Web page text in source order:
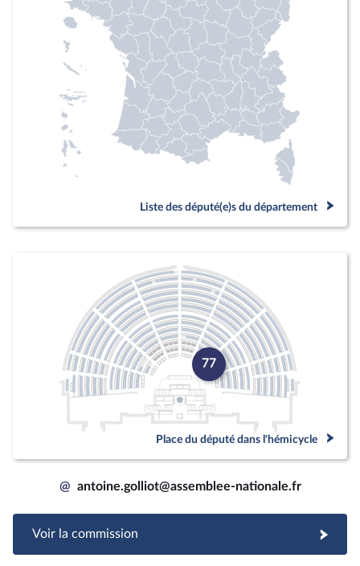
Liste des député(e)s du département
77
Place du député dans l'hémicycle
@ antoine.golliot@assemblee-nationale.fr
Voir la commission